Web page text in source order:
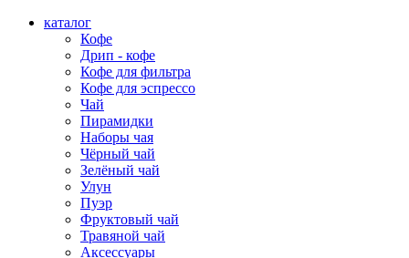
каталог
Кофе
Дрип - кофе
Кофе для фильтра
Кофе для эспрессо
Чай
Пирамидки
Наборы чая
Чёрный чай
Зелёный чай
Улун
Пуэр
Фруктовый чай
Травяной чай
Аксессуары